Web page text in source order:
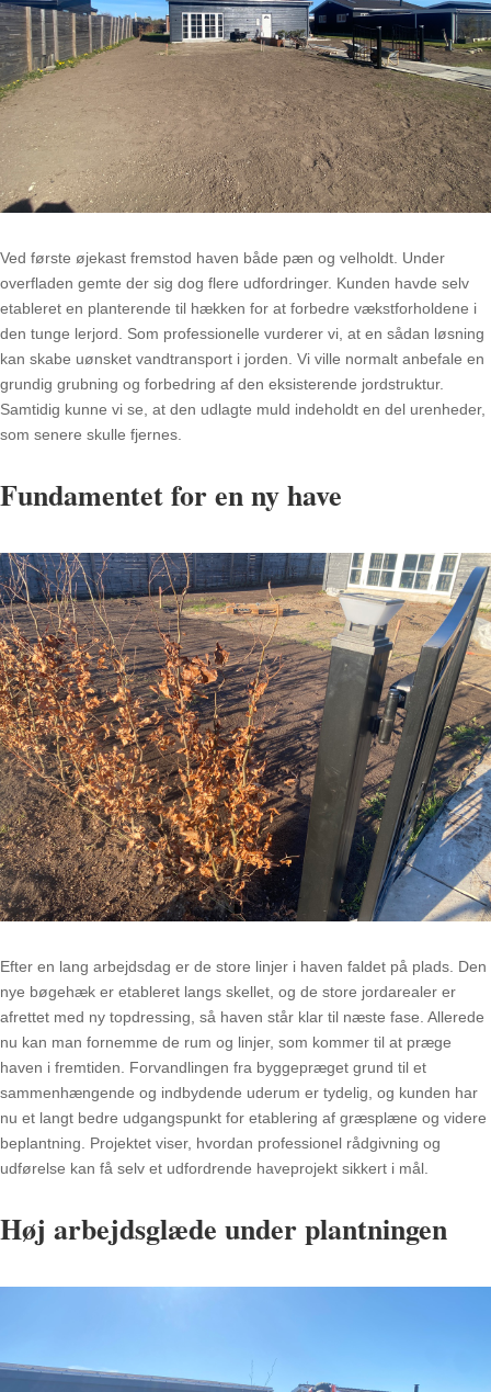
Ved første øjekast fremstod haven både pæn og velholdt. Under
overfladen gemte der sig dog flere udfordringer. Kunden havde selv
etableret en planterende til hækken for at forbedre vækstforholdene i
den tunge lerjord. Som professionelle vurderer vi, at en sådan løsning
kan skabe uønsket vandtransport i jorden. Vi ville normalt anbefale en
grundig grubning og forbedring af den eksisterende jordstruktur.
Samtidig kunne vi se, at den udlagte muld indeholdt en del urenheder,
som senere skulle fjernes.
Fundamentet for en ny have
Efter en lang arbejdsdag er de store linjer i haven faldet på plads. Den
nye bøgehæk er etableret langs skellet, og de store jordarealer er
afrettet med ny topdressing, så haven står klar til næste fase. Allerede
nu kan man fornemme de rum og linjer, som kommer til at præge
haven i fremtiden. Forvandlingen fra byggepræget grund til et
sammenhængende og indbydende uderum er tydelig, og kunden har
nu et langt bedre udgangspunkt for etablering af græsplæne og videre
beplantning. Projektet viser, hvordan professionel rådgivning og
udførelse kan få selv et udfordrende haveprojekt sikkert i mål.
Høj arbejdsglæde under plantningen